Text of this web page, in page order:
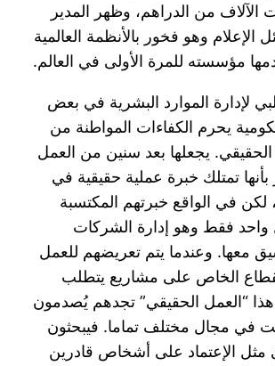
من الدراهم، وظهر المدير
الإعلام وهو فخور بالأنظمة العالمية
مؤسسته للمرة الأولى في العالم.
لإدارة الموارد البشرية في بعض
يحرم الكفاءات المواطنة من
يجعلها بعد سنين من العمل
تمتلك خبرة عملية حقيقية في
في الواقع خبرتهم المكتسبة
فقط وهو إدارة الشركات
معها. وعندما يتم تعريضهم للعمل
الخاص على مشاريع يتطلب
هذا “العمل الحقيقي” تجدهم يُصدمون
في مجال مختلف تماما. فيبحثون
الإعتماد على أشخاص قادرين